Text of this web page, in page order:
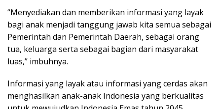
“Menyediakan dan memberikan informasi yang layak
bagi anak menjadi tanggung jawab kita semua sebagai
Pemerintah dan Pemerintah Daerah, sebagai orang
tua, keluarga serta sebagai bagian dari masyarakat
luas,” imbuhnya.
Informasi yang layak atau informasi yang cerdas akan
menghasilkan anak-anak Indonesia yang berkualitas